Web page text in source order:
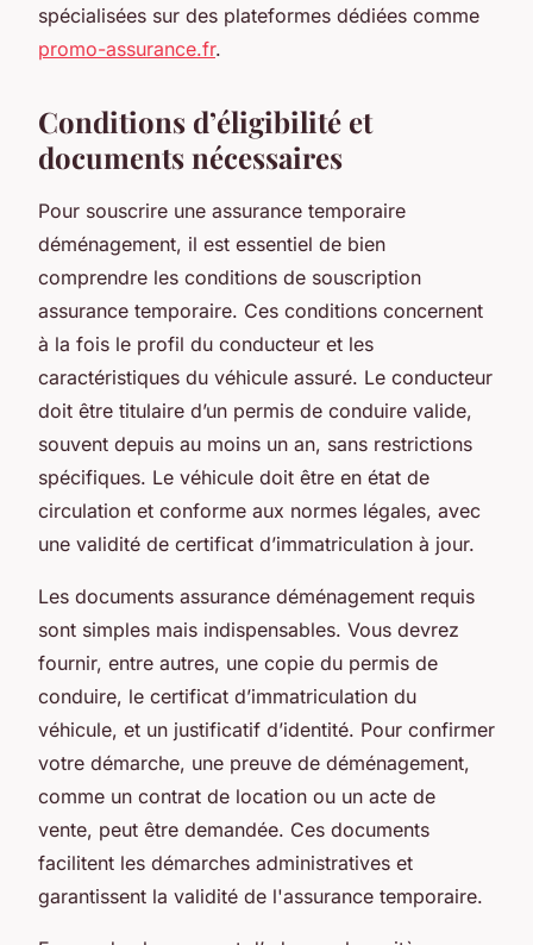
spécialisées sur des plateformes dédiées comme
promo-assurance.fr.
Conditions d’éligibilité et
documents nécessaires
Pour souscrire une assurance temporaire
déménagement, il est essentiel de bien
comprendre les conditions de souscription
assurance temporaire. Ces conditions concernent
à la fois le profil du conducteur et les
caractéristiques du véhicule assuré. Le conducteur
doit être titulaire d’un permis de conduire valide,
souvent depuis au moins un an, sans restrictions
spécifiques. Le véhicule doit être en état de
circulation et conforme aux normes légales, avec
une validité de certificat d’immatriculation à jour.
Les documents assurance déménagement requis
sont simples mais indispensables. Vous devrez
fournir, entre autres, une copie du permis de
conduire, le certificat d’immatriculation du
véhicule, et un justificatif d’identité. Pour confirmer
votre démarche, une preuve de déménagement,
comme un contrat de location ou un acte de
vente, peut être demandée. Ces documents
facilitent les démarches administratives et
garantissent la validité de l'assurance temporaire.